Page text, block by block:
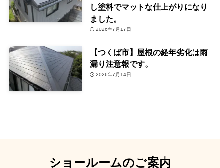
し塗料でマットな仕上がりになり
ました。
2026年7月17日
【つくば市】屋根の経年劣化は雨
漏り注意報です。
2026年7月14日
ショールームのご案内